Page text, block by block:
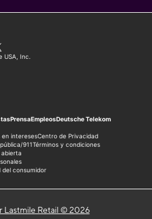
Lastmile Retail © 2026